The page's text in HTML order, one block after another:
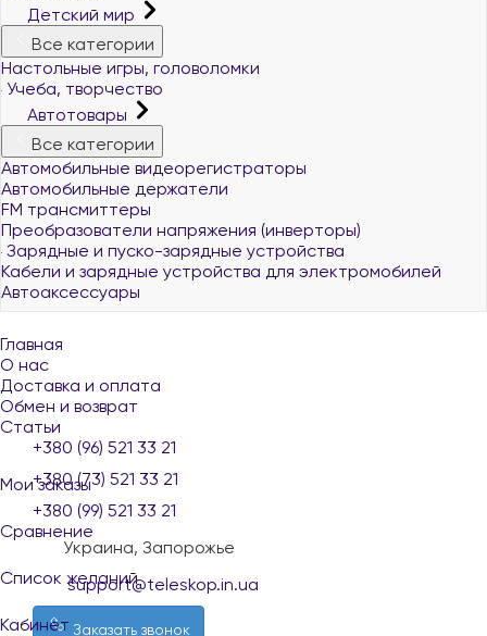
Детский мир
Все категории
Настольные игры, головоломки
Учеба, творчество
Автотовары
Все категории
Автомобильные видеорегистраторы
Автомобильные держатели
FM трансмиттеры
Преобразователи напряжения (инверторы)
Зарядные и пуско-зарядные устройства
Кабели и зарядные устройства для электромобилей
Автоаксессуары
Главная
О нас
Доставка и оплата
Обмен и возврат
Статьи
Мои заказы
Сравнение
Список желаний
Кабинет
+380 (96) 521 33 21
+380 (73) 521 33 21
+380 (99) 521 33 21
Украина, Запорожье
support@teleskop.in.ua
Заказать звонок